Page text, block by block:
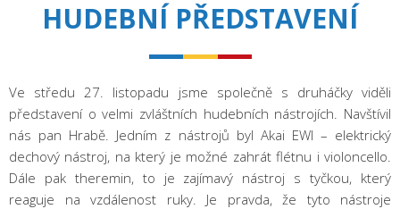
HUDEBNÍ PŘEDSTAVENÍ
Ve středu 27. listopadu jsme společně s druháčky viděli
představení o velmi zvláštních hudebních nástrojích. Navštívil
nás pan Hrabě. Jedním z nástrojů byl Akai EWI – elektrický
dechový nástroj, na který je možné zahrát flétnu i violoncello.
Dále pak theremin, to je zajímavý nástroj s tyčkou, který
reaguje na vzdálenost ruky. Je pravda, že tyto nástroje